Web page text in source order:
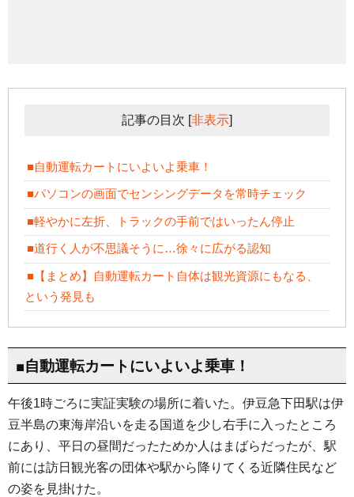
記事の目次 [非表示]
■自動運転カートにいよいよ乗車！
■パソコンの画面でセンシングデータを常時チェック
■軽やかに左折、トラックの手前ではいったん停止
■道行く人が不思議そうに…徐々に広がる認知
■【まとめ】自動運転カート自体は観光資源にもなる、
という発見も
■自動運転カートにいよいよ乗車！
午後1時ごろに実証実験の場所に着いた。伊豆急下田駅は伊
豆半島の東海岸沿いを走る国道を少し右手に入ったところ
にあり、平日の昼間だったためか人はまばらだったが、駅
前には訪日観光客の団体や駅から降りてくる近隣住民など
の姿を見掛けた。